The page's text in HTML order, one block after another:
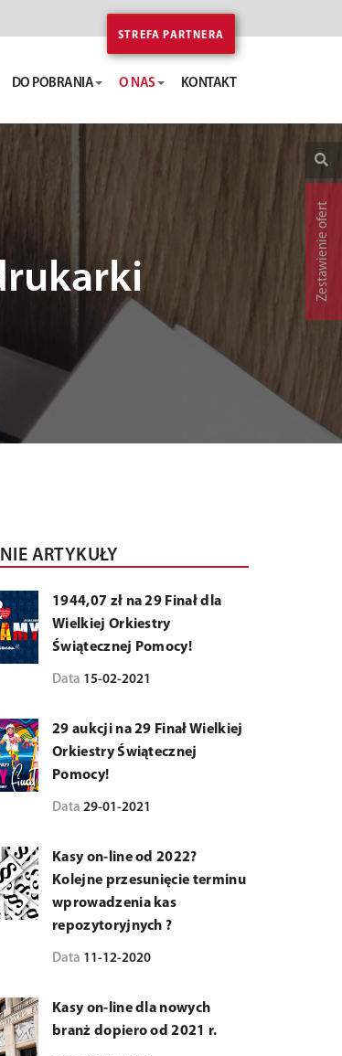
STREFA PARTNERA
DO POBRANIA O NAS KONTAKT
ARTYKUŁY
1944,07 zł na 29 Finał dla
Wielkiej Orkiestry
Świątecznej Pomocy!
Data 15-02-2021
29 aukcji na 29 Finał Wielkiej
Orkiestry Świątecznej
Pomocy!
Data 29-01-2021
Kasy on-line od 2022?
Kolejne przesunięcie terminu
wprowadzenia kas
repozytoryjnych ?
Data 11-12-2020
Kasy on-line dla nowych
branż dopiero od 2021 r.
Zestawienie ofert